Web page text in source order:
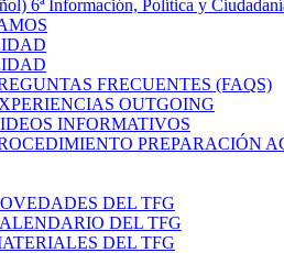
6ª Información, Política y
FRECUENTES (FAQS)
OUTGOING
INFORMATIVOS
PREPARACIÓN
DEL TFG
DEL TFG
DEL TFG